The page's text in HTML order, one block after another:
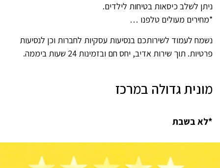
ניתן לשלב כיסאות בטיחות לילדים.
*מחירים מעולים טלפנו …
נשמח לעמוד לשירותכם בנסיעות עסקיות לחברות וכן לנסיעות
פרטיות. תוך שירות אדיב, יחס חם ובזמינות 24 שעות ביממה.
מונית גדולה במרכז
*לא בשבת